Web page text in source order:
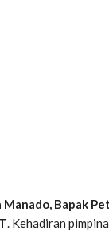
Bapak
. Kehadiran